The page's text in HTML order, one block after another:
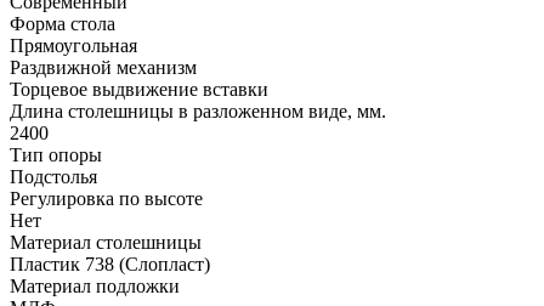
Форма стола
Прямоугольная
Раздвижной механизм
Торцевое выдвижение вставки
Длина столешницы в разложенном виде, мм.
2400
Тип опоры
Подстолья
Регулировка по высоте
Нет
Материал столешницы
Пластик 738 (Слопласт)
Материал подложки